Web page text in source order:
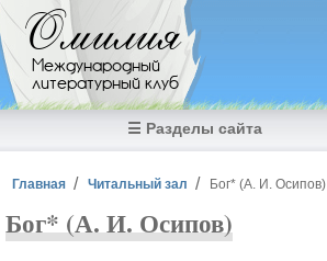
Перейти к основному содержанию
Омилия
Международный
литературный клуб
☰ Разделы сайта
Вы здесь
Главная Читальный зал Бог* (А. И. Осипов)
Бог* (А. И. Осипов)